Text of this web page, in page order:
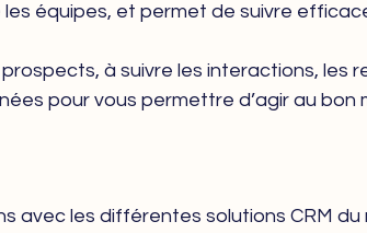
équipes, et permet de suivre
à suivre les interactions, les
pour vous permettre d’agir au bon
avec les différentes solutions CRM du